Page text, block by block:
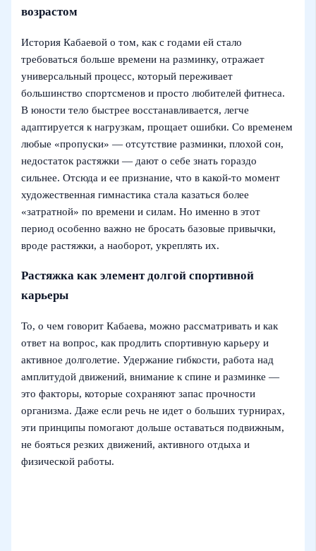
возрастом
История Кабаевой о том, как с годами ей стало
требоваться больше времени на разминку, отражает
универсальный процесс, который переживает
большинство спортсменов и просто любителей фитнеса.
В юности тело быстрее восстанавливается, легче
адаптируется к нагрузкам, прощает ошибки. Со временем
любые «пропуски» — отсутствие разминки, плохой сон,
недостаток растяжки — дают о себе знать гораздо
сильнее. Отсюда и ее признание, что в какой-то момент
художественная гимнастика стала казаться более
«затратной» по времени и силам. Но именно в этот
период особенно важно не бросать базовые привычки,
вроде растяжки, а наоборот, укреплять их.
Растяжка как элемент долгой спортивной
карьеры
То, о чем говорит Кабаева, можно рассматривать и как
ответ на вопрос, как продлить спортивную карьеру и
активное долголетие. Удержание гибкости, работа над
амплитудой движений, внимание к спине и разминке —
это факторы, которые сохраняют запас прочности
организма. Даже если речь не идет о больших турнирах,
эти принципы помогают дольше оставаться подвижным,
не бояться резких движений, активного отдыха и
физической работы.